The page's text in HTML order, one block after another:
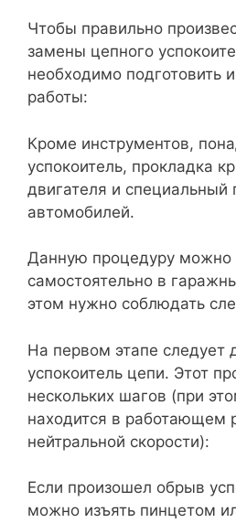
Чтобы правильно
замены цепного
необходимо подготовить
работы:
Кроме инструментов,
успокоитель, прокладка
двигателя и специальный
автомобилей.
Данную процедуру можно
самостоятельно в
этом нужно соблюдать
На первом этапе следует
успокоитель цепи. Этот
нескольких шагов (при
находится в работающем
нейтральной скорости):
Если произошел обрыв
можно изъять пинцетом